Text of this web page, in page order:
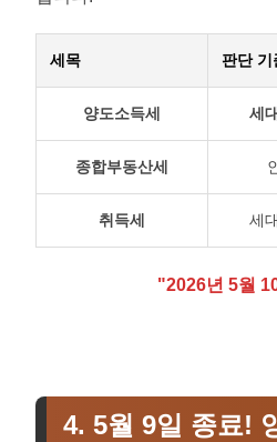
세목 판단 기
양도소득세 세
종합부동산세
취득세 세
"2026년 5월
4. 5월 9일 종료!